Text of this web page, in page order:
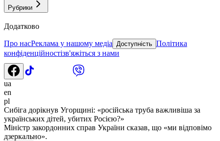
Рубрики
Додатково
Про насРеклама у нашому медіа Доступність Політика
конфіденційностізв'яжіться з нами
ua
en
pl
Сибіга дорікнув Угорщині: «російська труба важливіша за
українських дітей, убитих Росією?»
Міністр закордонних справ України сказав, що «ми відповімо
дзеркально».